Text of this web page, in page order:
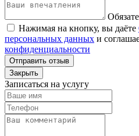
Нажимая на кнопку, вы даёте
персональных данных и
конфиденциальности
Отправить отзыв
Закрыть
Записаться на услугу